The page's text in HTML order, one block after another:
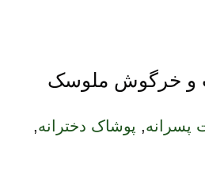
و خرگوش ملوسک
پسرانه, پوشاک دخترانه,